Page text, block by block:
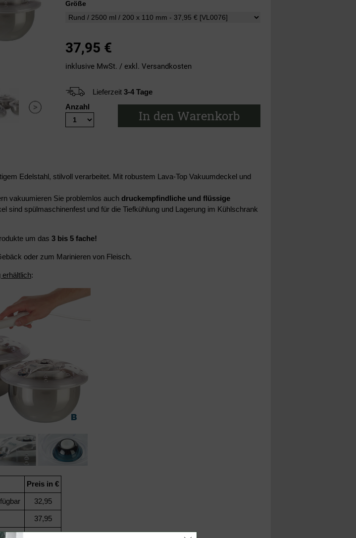
Größe
37,95 €
inklusive MwSt. / exkl. Versandkosten
Lieferzeit 3-4 Tage
Anzahl
In den Warenkorb
Edelstahl, stilvoll verarbeitet. Mit robustem Lava-Top Vakuumdeckel und
vakuumieren Sie problemlos auch druckempfindliche und flüssige
sind spülmaschinenfest und für die Tiefkühlung und Lagerung im Kühlschrank
um das 3 bis 5 fache!
oder zum Marinieren von Fleisch.
erhältlich:
Preis in €
32,95
37,95